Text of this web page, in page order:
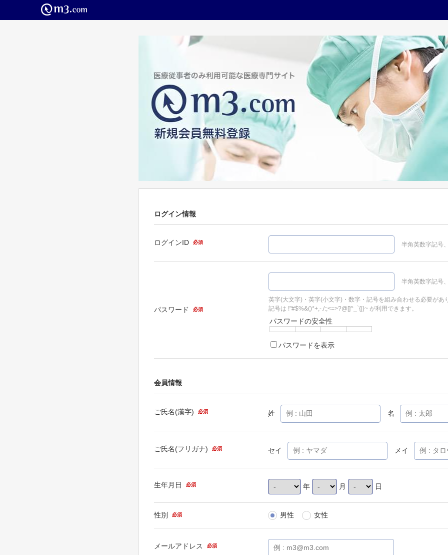
ログイン情報
ログインID 必須 半角英数字記号
パスワード 必須
半角英数字記号
英字(大文字)・英字(小文字)・数字・記号を組み合わせる必要があ
記号は !"#$%&()*+,-./:;<=>?@[]^_`{|}~ が利用できます。
パスワードの安全性
パスワードを表示
会員情報
ご氏名(漢字) 必須 姓 名
ご氏名(フリガナ) 必須 セイ メイ
生年月日 必須 年 月 日
性別 必須 男性 女性
メールアドレス 必須